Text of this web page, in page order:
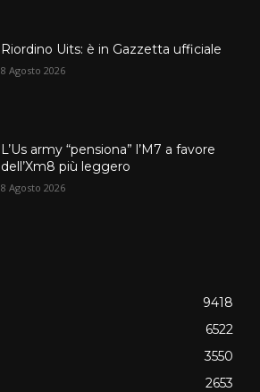
Riordino Uits: è in Gazzetta ufficiale
8 Agosto 2026
L’Us army “pensiona” l’M7 a favore
dell’Xm8 più leggero
8 Agosto 2026
9418
6522
3550
2653